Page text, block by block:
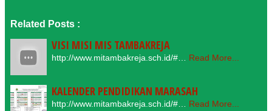
Related Posts :
VISI MISI MIS TAMBAKREJA
http://www.mitambakreja.sch.id/#… Read More...
KALENDER PENDIDIKAN MARASAH
http://www.mitambakreja.sch.id/#… Read More...